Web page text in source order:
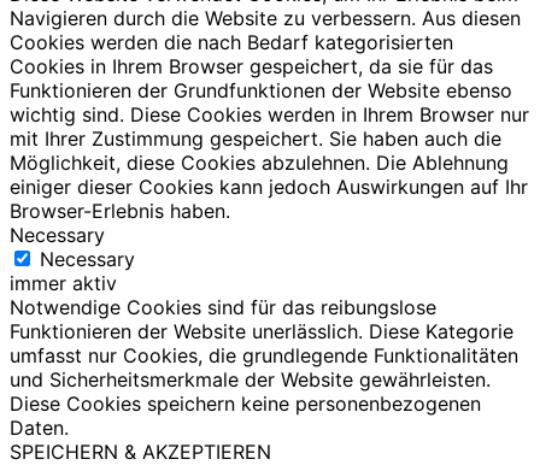
Navigieren durch die Website zu verbessern. Aus diesen
Cookies werden die nach Bedarf kategorisierten
Cookies in Ihrem Browser gespeichert, da sie für das
Funktionieren der Grundfunktionen der Website ebenso
wichtig sind. Diese Cookies werden in Ihrem Browser nur
mit Ihrer Zustimmung gespeichert. Sie haben auch die
Möglichkeit, diese Cookies abzulehnen. Die Ablehnung
einiger dieser Cookies kann jedoch Auswirkungen auf Ihr
Browser-Erlebnis haben.
Necessary
Necessary
immer aktiv
Notwendige Cookies sind für das reibungslose
Funktionieren der Website unerlässlich. Diese Kategorie
umfasst nur Cookies, die grundlegende Funktionalitäten
und Sicherheitsmerkmale der Website gewährleisten.
Diese Cookies speichern keine personenbezogenen
Daten.
SPEICHERN & AKZEPTIEREN